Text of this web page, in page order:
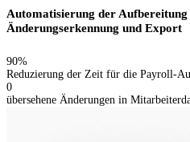
Automatisierung der
Änderungserkennung und Export
90%
Reduzierung der Zeit für die Payroll-
0
übersehene Änderungen in